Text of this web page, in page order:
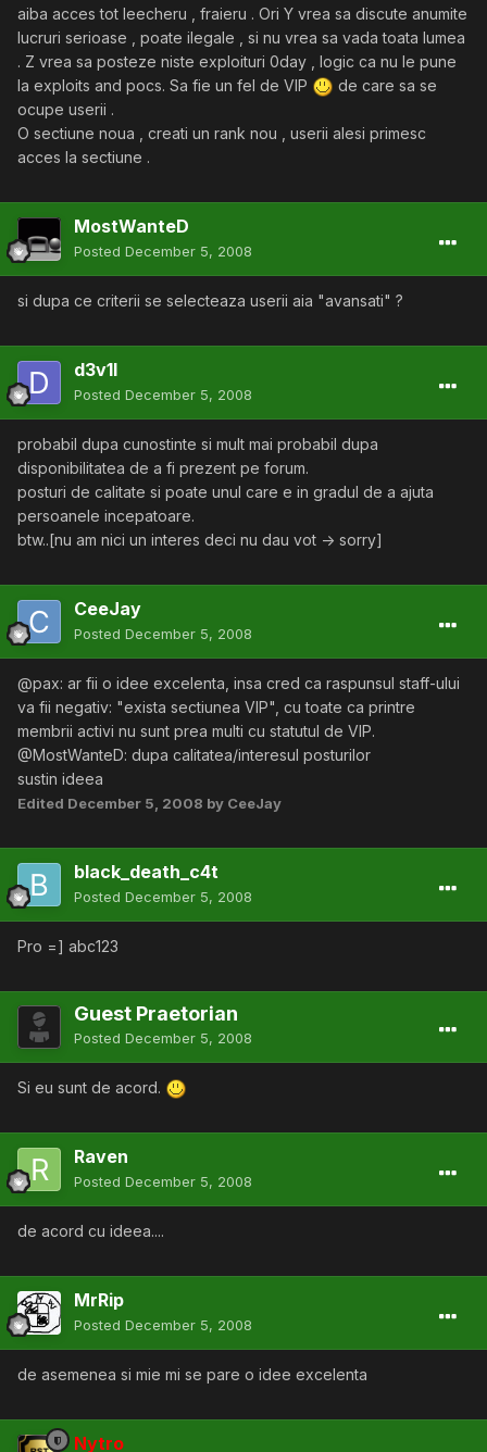
aiba acces tot leecheru , fraieru . Ori Y vrea sa discute anumite
lucruri serioase , poate ilegale , si nu vrea sa vada toata lumea
. Z vrea sa posteze niste exploituri 0day , logic ca nu le pune
la exploits and pocs. Sa fie un fel de VIP
de care sa se
ocupe userii .
O sectiune noua , creati un rank nou , userii alesi primesc
acces la sectiune .
MostWanteD
Posted December 5, 2008
si dupa ce criterii se selecteaza userii aia "avansati" ?
d3v1l
Posted December 5, 2008
probabil dupa cunostinte si mult mai probabil dupa
disponibilitatea de a fi prezent pe forum.
posturi de calitate si poate unul care e in gradul de a ajuta
persoanele incepatoare.
btw..[nu am nici un interes deci nu dau vot -> sorry]
CeeJay
Posted December 5, 2008
@pax: ar fii o idee excelenta, insa cred ca raspunsul staff-ului
va fii negativ: "exista sectiunea VIP", cu toate ca printre
membrii activi nu sunt prea multi cu statutul de VIP.
@MostWanteD: dupa calitatea/interesul posturilor
sustin ideea
Edited December 5, 2008 by CeeJay
black_death_c4t
Posted December 5, 2008
Pro =] abc123
Guest Praetorian
Posted December 5, 2008
Si eu sunt de acord.
Raven
Posted December 5, 2008
de acord cu ideea....
MrRip
Posted December 5, 2008
de asemenea si mie mi se pare o idee excelenta
Nytro